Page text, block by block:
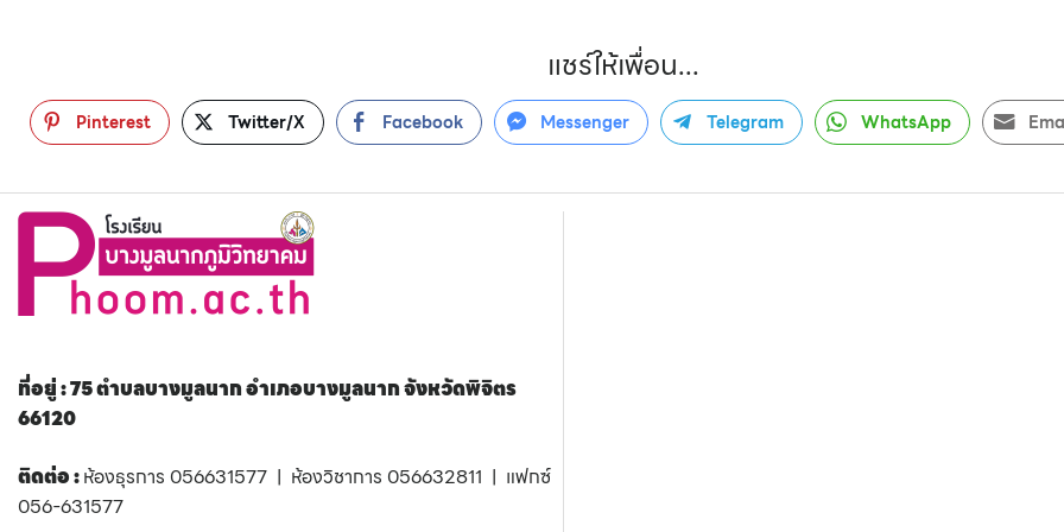
แชร์ให้เพื่อน...
Pinterest Twitter/X Facebook Messenger Telegram WhatsApp
ที่อยู่ : 75 ตำบลบางมูลนาก อำเภอบางมูลนาก จังหวัดพิจิตร
66120
ติดต่อ :ห้องธุรการ 056631577 | ห้องวิชาการ 056632811 | แฟกซ์
056-631577